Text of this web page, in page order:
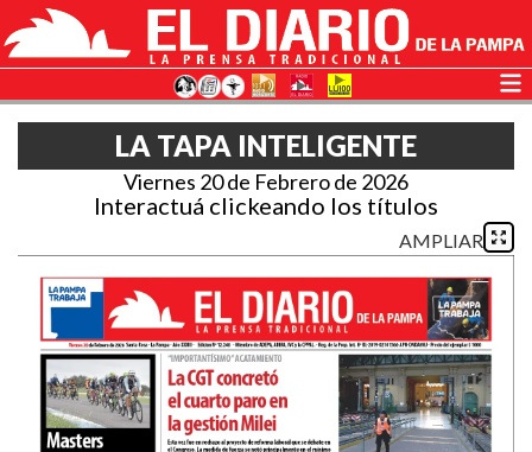
LA TAPA INTELIGENTE
Viernes 20 de Febrero de 2026
Interactuá clickeando los títulos
AMPLIAR